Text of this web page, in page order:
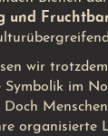
und
wir
Symbolik im
organisierte